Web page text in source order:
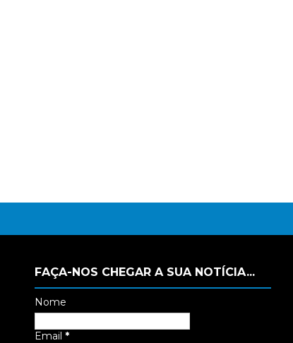
FAÇA-NOS CHEGAR A SUA NOTÍCIA...
Nome
Email *